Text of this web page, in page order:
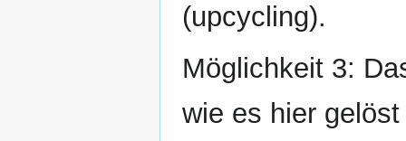
(upcycling).
Möglichkeit 3:
wie es hier